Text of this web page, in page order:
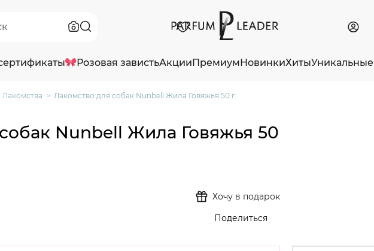
Розовая завистьАкцииПремиумНовинкиХиты
Лакомства Лакомство для собак Nunbell Жила Говяжья 50 г
Nunbell Жила Говяжья 50
Хочу в подарок
Поделиться